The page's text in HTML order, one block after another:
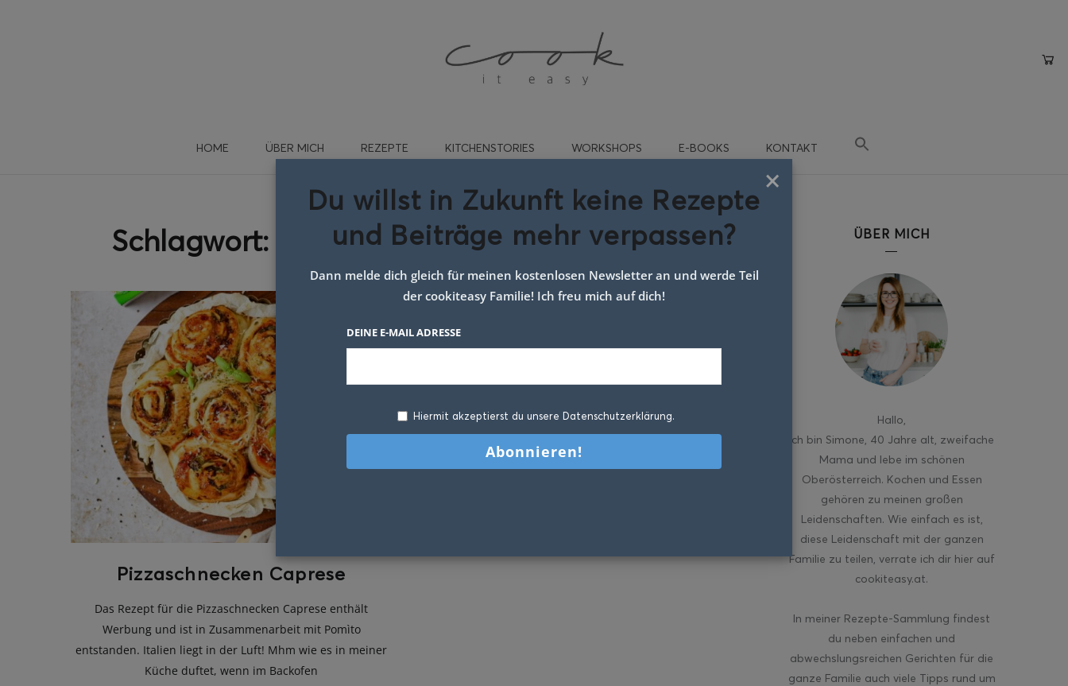
HOME ÜBER MICH REZEPTE KITCHENSTORIES WORKSHOPS E-BOOKS KONTAKT
Schlagwort: tipps für den perfekten hefeteig
Pizzaschnecken Caprese
Das Rezept für die Pizzaschnecken Caprese enthält
Werbung und ist in Zusammenarbeit mit Pomìto
entstanden. Italien liegt in der Luft! Mhm wie es in meiner
Küche duftet, wenn im Backofen
ÜBER MICH
Hallo
ich bin Simone, 40 Jahre alt, zweifache
Mama und lebe im schönen
Oberösterreich. Kochen und Essen
gehören zu meinen großen
Leidenschaften. Wie einfach es ist,
diese Leidenschaft mit der ganzen
Familie zu teilen, verrate ich dir hier auf
cookiteasy.at.
In meiner Rezepte-Sammlung findest
du neben einfachen und
abwechslungsreichen Gerichten für die
ganze Familie auch viele Tipps rund um
×
Du willst in Zukunft keine Rezepte
und Beiträge mehr verpassen?
Dann melde dich gleich für meinen kostenlosen Newsletter an und werde Teil
der cookiteasy Familie! Ich freu mich auf dich!
DEINE E-MAIL ADRESSE
Hiermit akzeptierst du unsere Datenschutzerklärung.